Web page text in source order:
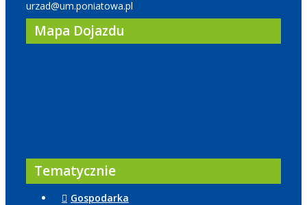
urzad@um.poniatowa.pl
Mapa Dojazdu
Tematycznie
Gospodarka